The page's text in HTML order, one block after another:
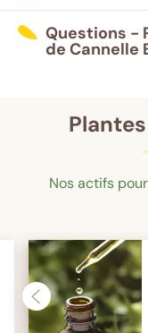
Questions -
de Cannelle
Nos actifs